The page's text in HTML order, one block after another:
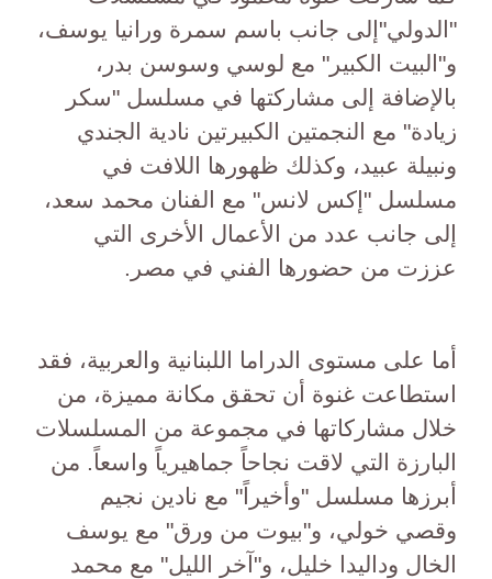
"الدولي"إلى جانب باسم سمرة ورانيا يوسف،
و"البيت الكبير" مع لوسي وسوسن بدر،
بالإضافة إلى مشاركتها في مسلسل "سكر
زيادة" مع النجمتين الكبيرتين نادية الجندي
ونبيلة عبيد، وكذلك ظهورها اللافت في
مسلسل "إكس لانس" مع الفنان محمد سعد،
إلى جانب عدد من الأعمال الأخرى التي
عززت من حضورها الفني في مصر.
أما على مستوى الدراما اللبنانية والعربية، فقد
استطاعت غنوة أن تحقق مكانة مميزة، من
خلال مشاركاتها في مجموعة من المسلسلات
البارزة التي لاقت نجاحاً جماهيرياً واسعاً. من
أبرزها مسلسل "وأخيراً" مع نادين نجيم
وقصي خولي، و"بيوت من ورق" مع يوسف
الخال وداليدا خليل، و"آخر الليل" مع محمد